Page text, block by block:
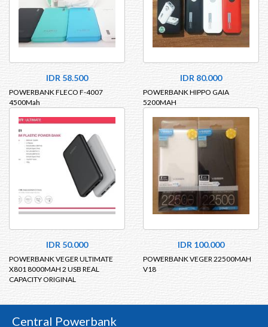
IDR 58.500
POWERBANK FLECO F-4007
4500Mah
IDR 80.000
POWERBANK HIPPO GAIA
5200MAH
IDR 50.000
POWERBANK VEGER ULTIMATE
X801 8000MAH 2 USB REAL
CAPACITY ORIGINAL
IDR 100.000
POWERBANK VEGER 22500MAH
V18
Central Powerbank